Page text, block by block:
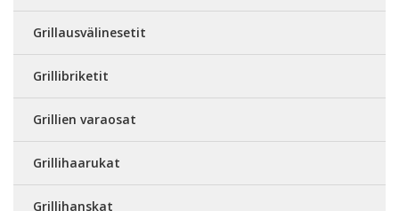
Grillausvälinesetit
Grillibriketit
Grillien varaosat
Grillihaarukat
Grillihanskat